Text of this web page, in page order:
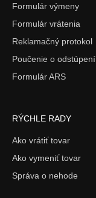
Formulár výmeny
Formulár vrátenia
Reklamačný protokol
Poučenie o odstúpení
Formulár ARS
RÝCHLE RADY
Ako vrátiť tovar
Ako vymeniť tovar
Správa o nehode